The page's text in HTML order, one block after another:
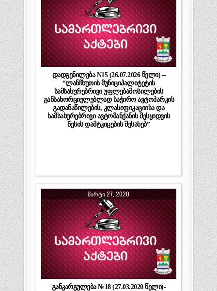
დადგენილება N15 (26.07.2026 წელი) –
“ლანჩხუთის მუნიციპალიტეტის
სამსახურებრივი უფლებამოსილების
განსახორციელებლად საჭირო ავტოპარკის
გადანაწილების, კლასიფიკაციისა და
სამსახურებრივი ავტომანქანის შესყიდვის
წესის დამტკიცების შესახებ”
ᲛᲐᲠᲢᲘ 27, 2020
განკარგულება №18 (27.03.2020 წელი)-